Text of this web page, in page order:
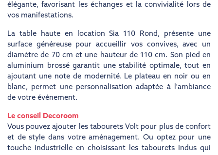
élégante, favorisant les échanges et la convivialité lors de
vos manifestations.
La table haute en location Sia 110 Rond, présente une
surface généreuse pour accueillir vos convives, avec un
diamètre de 70 cm et une hauteur de 110 cm. Son pied en
aluminium brossé garantit une stabilité optimale, tout en
ajoutant une note de modernité. Le plateau en noir ou en
blanc, permet une personnalisation adaptée à l'ambiance
de votre événement.
Le conseil Decoroom
Vous pouvez ajouter les tabourets Volt pour plus de confort
et de style dans votre aménagement. Ou optez pour une
touche industrielle en choisissant les tabourets Indus qui